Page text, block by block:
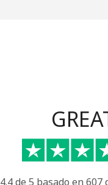
4.4 de 5 basado en